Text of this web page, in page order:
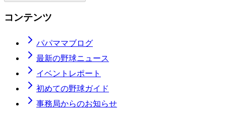
コンテンツ
パパママブログ
最新の野球ニュース
イベントレポート
初めての野球ガイド
事務局からのお知らせ